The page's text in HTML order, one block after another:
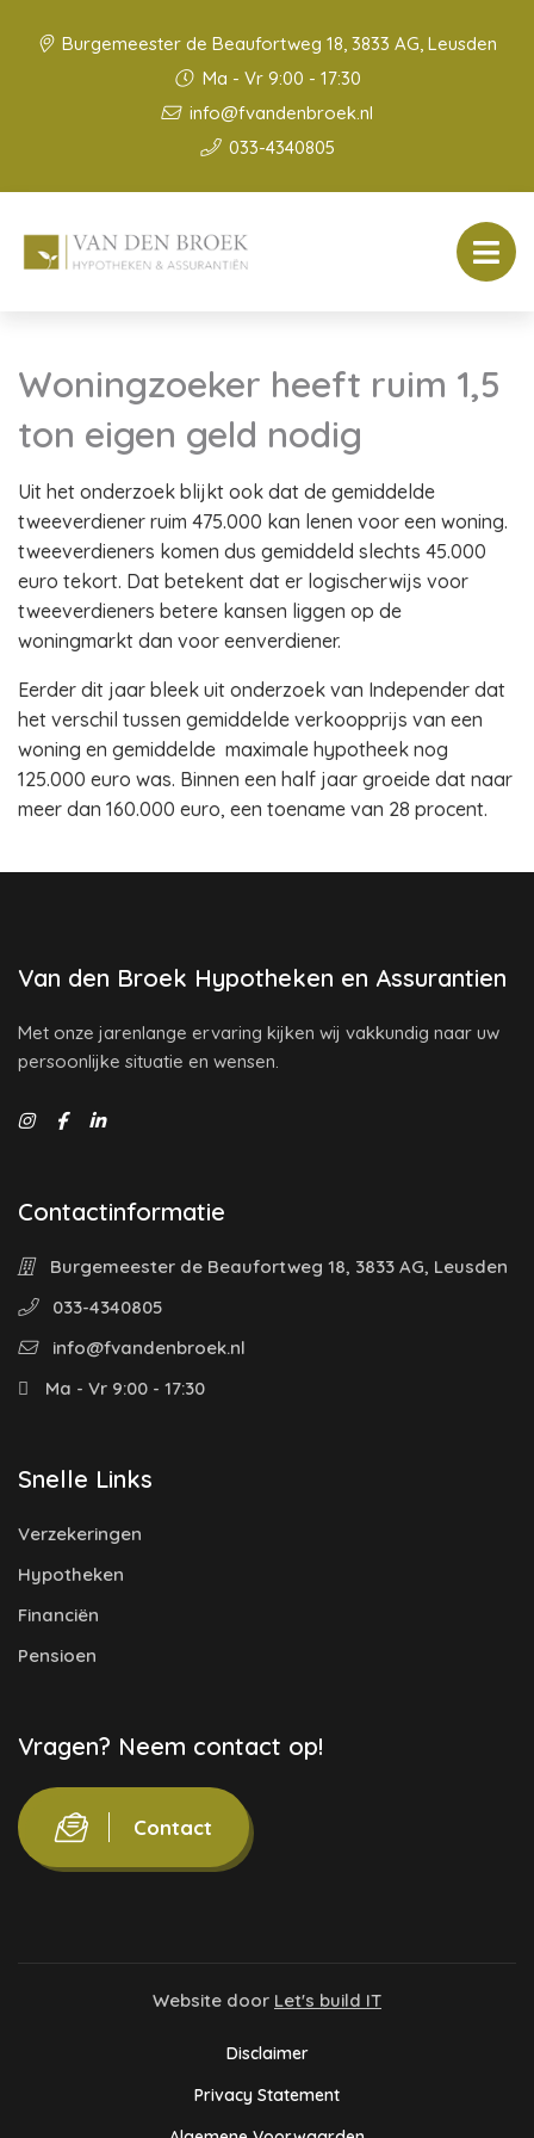
Burgemeester de Beaufortweg 18, 3833 AG, Leusden
Ma - Vr 9:00 - 17:30
info@fvandenbroek.nl
033-4340805
Woningzoeker heeft ruim 1,5
ton eigen geld nodig
Uit het onderzoek blijkt ook dat de gemiddelde
tweeverdiener ruim 475.000 kan lenen voor een woning.
tweeverdieners komen dus gemiddeld slechts 45.000
euro tekort. Dat betekent dat er logischerwijs voor
tweeverdieners betere kansen liggen op de
woningmarkt dan voor eenverdiener.
Eerder dit jaar bleek uit onderzoek van Independer dat
het verschil tussen gemiddelde verkoopprijs van een
woning en gemiddelde maximale hypotheek nog
125.000 euro was. Binnen een half jaar groeide dat naar
meer dan 160.000 euro, een toename van 28 procent.
Van den Broek Hypotheken en Assurantien
Met onze jarenlange ervaring kijken wij vakkundig naar uw
persoonlijke situatie en wensen.
Contactinformatie
Burgemeester de Beaufortweg 18, 3833 AG, Leusden
033-4340805
info@fvandenbroek.nl
Ma - Vr 9:00 - 17:30
Snelle Links
Verzekeringen
Hypotheken
Financiën
Pensioen
Vragen? Neem contact op!
Contact
Website door Let's build IT
Disclaimer
Privacy Statement